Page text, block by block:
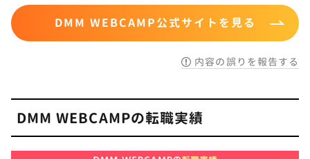
DMM WEBCAMP公式サイトを見る
内容の誤りを報告する
DMM WEBCAMPの転職実績